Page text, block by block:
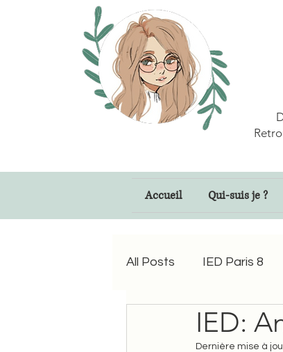
Accueil Qui-suis je ?
All Posts IED Paris 8
MotivationIED:
Dernière mise à